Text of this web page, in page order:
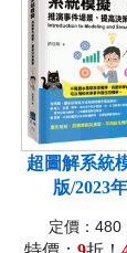
超圖解系統
版/2023
定價：480